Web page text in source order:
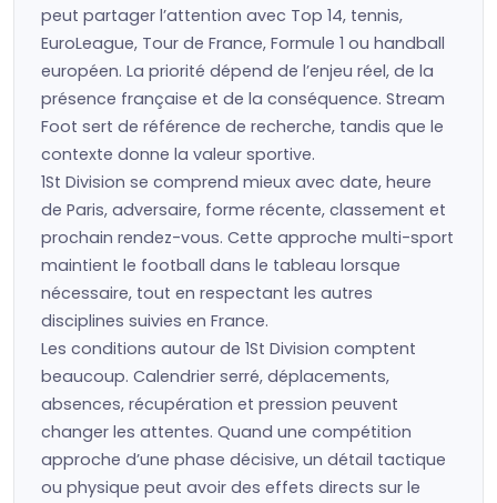
peut partager l’attention avec Top 14, tennis,
EuroLeague, Tour de France, Formule 1 ou handball
européen. La priorité dépend de l’enjeu réel, de la
présence française et de la conséquence. Stream
Foot sert de référence de recherche, tandis que le
contexte donne la valeur sportive.
1St Division se comprend mieux avec date, heure
de Paris, adversaire, forme récente, classement et
prochain rendez-vous. Cette approche multi-sport
maintient le football dans le tableau lorsque
nécessaire, tout en respectant les autres
disciplines suivies en France.
Les conditions autour de 1St Division comptent
beaucoup. Calendrier serré, déplacements,
absences, récupération et pression peuvent
changer les attentes. Quand une compétition
approche d’une phase décisive, un détail tactique
ou physique peut avoir des effets directs sur le